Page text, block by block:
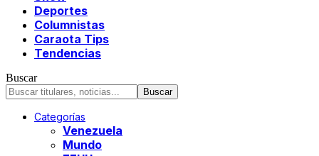
Deportes
Columnistas
Caraota Tips
Tendencias
Buscar
Categorías
Venezuela
Mundo